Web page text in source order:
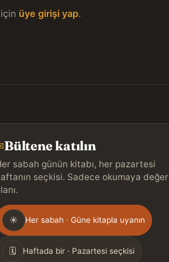
üye girişi yap.
Bültene katılın
sabah günün kitabı, her pazartesi
seçkisi. Sadece okumaya değer
☀ Her sabah · Güne kitapla uyanın
🗓 Haftada bir · Pazartesi seçkisi